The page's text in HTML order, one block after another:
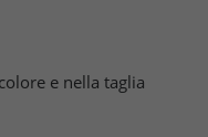
e nella taglia